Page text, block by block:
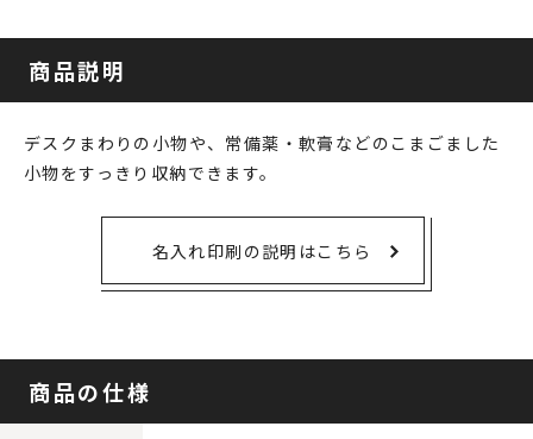
商品説明
デスクまわりの小物や、常備薬・軟膏などのこまごました
小物をすっきり収納できます。
名入れ印刷の説明はこちら
商品の仕様